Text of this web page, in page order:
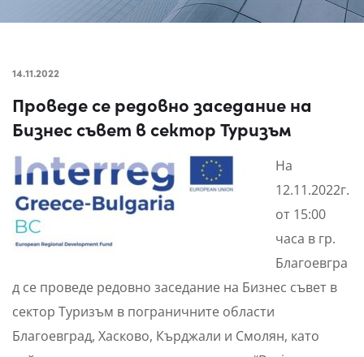
14.11.2022
Проведе се редовно заседание на
Бизнес съвет в сектор Туризъм
На
12.11.2022г.
от 15:00
часа в гр.
Благоевгра
д се проведе редовно заседание на Бизнес съвет в
сектор Туризъм в пограничните области
Благоевград, Хасково, Кърджали и Смолян, като